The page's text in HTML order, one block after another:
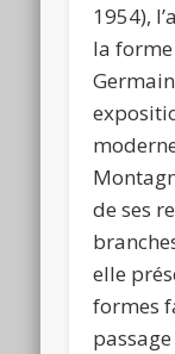
1954),
la
de ses
elle
formes